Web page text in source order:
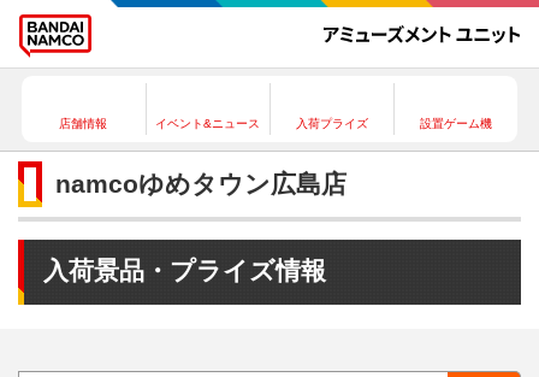
店舗情報 イベント&ニュース 入荷プライズ 設置ゲーム機
namcoゆめタウン広島店
入荷景品・プライズ情報